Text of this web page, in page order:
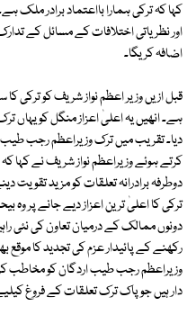
کہا کہ ترکی ہمارا بااعتماد برادر ملک
اور نظریاتی اختلافات کے مسائل کے
اضافہ کریگا۔
قبل ازیں وزیر اعظم نواز شریف کو ترکی
ہے۔ انھیں یہ اعلیٰ اعزاز منگل کو یہاں
دیا۔ تقریب میں ترک وزیراعظم رجب
کرتے ہوئے وزیراعظم نواز شریف نے کہا
دوطرفہ برادرانہ تعلقات کو مزید
ترکی کا اعلیٰ ترین اعزاز دیے جانے پر وہ
دونوں ممالک کے درمیان تعاون کی نئی
رکھنے کے پائیدار عزم کی تجدید کا موقع
وزیراعظم رجب طیب اردگان کو مخاطب
دار ہیں جو پاک ترک تعلقات کے فروغ